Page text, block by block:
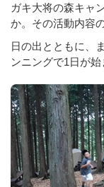
ガキ大将の森キャ
か。その活動内容
日の出とともに、
ンニングで1日が始